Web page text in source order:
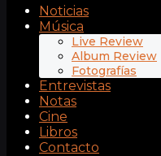
Noticias
Música
Live Review
Album Review
Fotografías
Entrevistas
Notas
Cine
Libros
Contacto